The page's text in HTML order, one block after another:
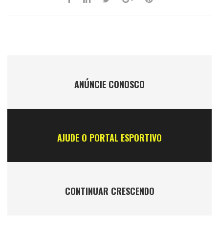
ANÚNCIE CONOSCO
AJUDE O PORTAL ESPORTIVO
CONTINUAR CRESCENDO